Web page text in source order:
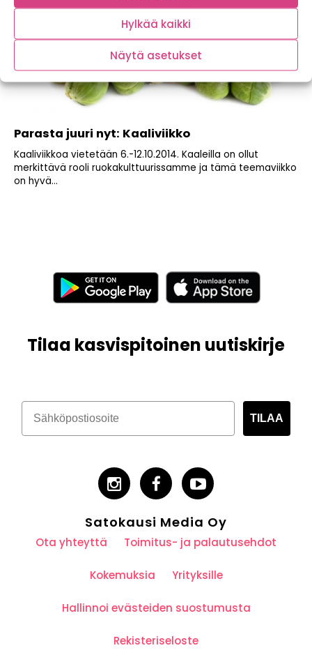
Hylkää kaikki
Näytä asetukset
Parasta juuri nyt: Kaaliviikko
Kaaliviikkoa vietetään 6.-12.10.2014. Kaaleilla on ollut
merkittävä rooli ruokakulttuurissamme ja tämä teemaviikko
on hyvä...
Tilaa kasvispitoinen uutiskirje
TILAA
Satokausi Media Oy
Ota yhteyttä Toimitus- ja palautusehdot
Kokemuksia Yrityksille
Hallinnoi evästeiden suostumusta
Rekisteriseloste